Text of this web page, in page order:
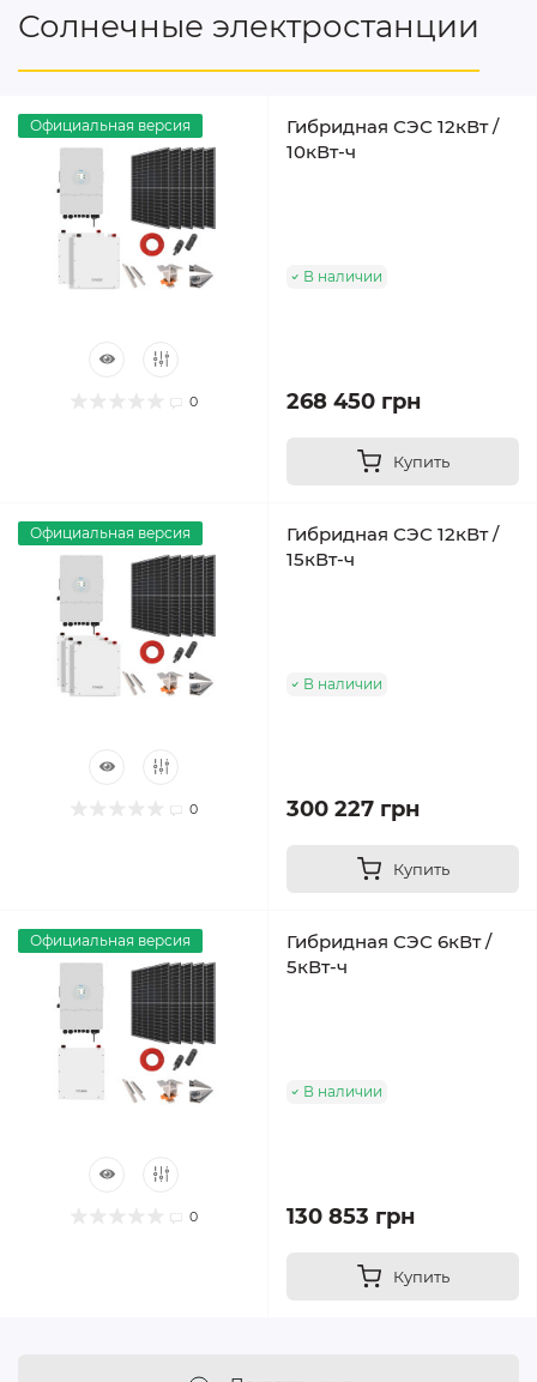
Солнечные электростанции
Официальная версия
0
Гибридная СЭС 12кВт /
10кВт-ч
В наличии
268 450 грн
Купить
Официальная версия
0
Гибридная СЭС 12кВт /
15кВт-ч
В наличии
300 227 грн
Купить
Официальная версия
0
Гибридная СЭС 6кВт /
5кВт-ч
В наличии
130 853 грн
Купить